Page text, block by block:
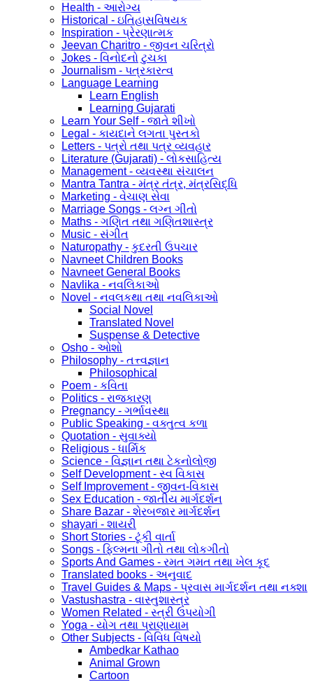
Health - આરોગ્ય
Historical - ઇતિહાસવિષયક
Inspiration - પ્રેરણાત્મક
Jeevan Charitro - જીવન ચરિત્રો
Jokes - વિનોદનો ટુચકા
Journalism - પત્રકારત્વ
Language Learning
Learn English
Learning Gujarati
Learn Your Self - જાતે શીખો
Legal - કાયદાને લગતા પુસ્તકો
Letters - પત્રો તથા પત્ર વ્યવહાર
Literature (Gujarati) - લોકસાહિત્ય
Management - વ્યવસ્થા સંચાલન
Mantra Tantra - મંત્ર તંત્ર, મંત્રસિદ્ધિ
Marketing - વેચાણ સેવા
Marriage Songs - લગ્ન ગીતો
Maths - ગણિત તથા ગણિતશાસ્ત્ર
Music - સંગીત
Naturopathy - કુદરતી ઉપચાર
Navneet Children Books
Navneet General Books
Navlika - નવલિકાઓ
Novel - નવલકથા તથા નવલિકાઓ
Social Novel
Translated Novel
Suspense & Detective
Osho - ઓશો
Philosophy - તત્ત્વજ્ઞાન
Philosophical
Poem - કવિતા
Politics - રાજકારણ
Pregnancy - ગર્ભાવસ્થા
Public Speaking - વક્તુત્વ કળા
Quotation - સુવાક્યો
Religious - ધાર્મિક
Science - વિજ્ઞાન તથા ટેકનોલોજી
Self Development - સ્વ વિકાસ
Self Improvement - જીવન-વિકાસ
Sex Education - જાતીય માર્ગદર્શન
Share Bazar - શેરબજાર માર્ગદર્શન
shayari - શાયરી
Short Stories - ટૂંકી વાર્તા
Songs - ફિલ્મના ગીતો તથા લોકગીતો
Sports And Games - રમત ગમત તથા ખેલ કૂદ
Translated books - અનુવાદ
Travel Guides & Maps - પ્રવાસ માર્ગદર્શન તથા નક્શા
Vastushastra - વાસ્તુશાસ્ત્ર
Women Related - સ્ત્રી ઉપયોગી
Yoga - યોગ તથા પ્રાણાયામ
Other Subjects - વિવિધ વિષયો
Ambedkar Kathao
Animal Grown
Cartoon